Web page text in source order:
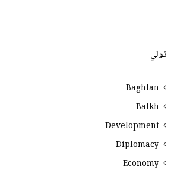
ټولي
Baghlan
Balkh
Development
Diplomacy
Economy